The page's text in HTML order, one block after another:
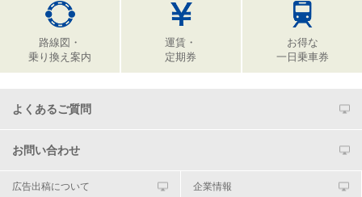
路線図・
乗り換え案内
運賃・
定期券
お得な
一日乗車券
よくあるご質問
お問い合わせ
広告出稿について 企業情報